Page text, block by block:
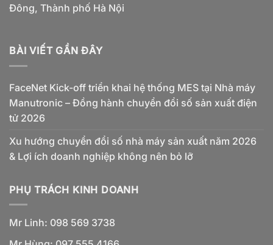
Đông, Thành phố Hà Nội
BÀI VIẾT GẦN ĐÂY
FaceNet Kick-off triển khai hệ thống MES tại Nhà máy
Manutronic – Đồng hành chuyển đổi số sản xuất điện
tử 2026
Xu hướng chuyển đổi số nhà máy sản xuất năm 2026
& Lợi ích doanh nghiệp không nên bỏ lỡ
PHỤ TRÁCH KINH DOANH
Mr Linh: 098 569 3738